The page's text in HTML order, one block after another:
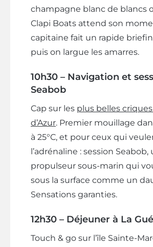
champagne blanc de blancs
Clapi Boats attend son
capitaine fait un rapide
puis on largue les amarres.
10h30 – Navigation et
Seabob
Cap sur les plus belles
d’Azur. Premier mouillage
à 25°C, et pour ceux qui
l’adrénaline : session Seabob,
propulseur sous-marin qui
sous la surface comme un
Sensations garanties.
12h30 – Déjeuner à La
Touch & go sur l’île Sainte-